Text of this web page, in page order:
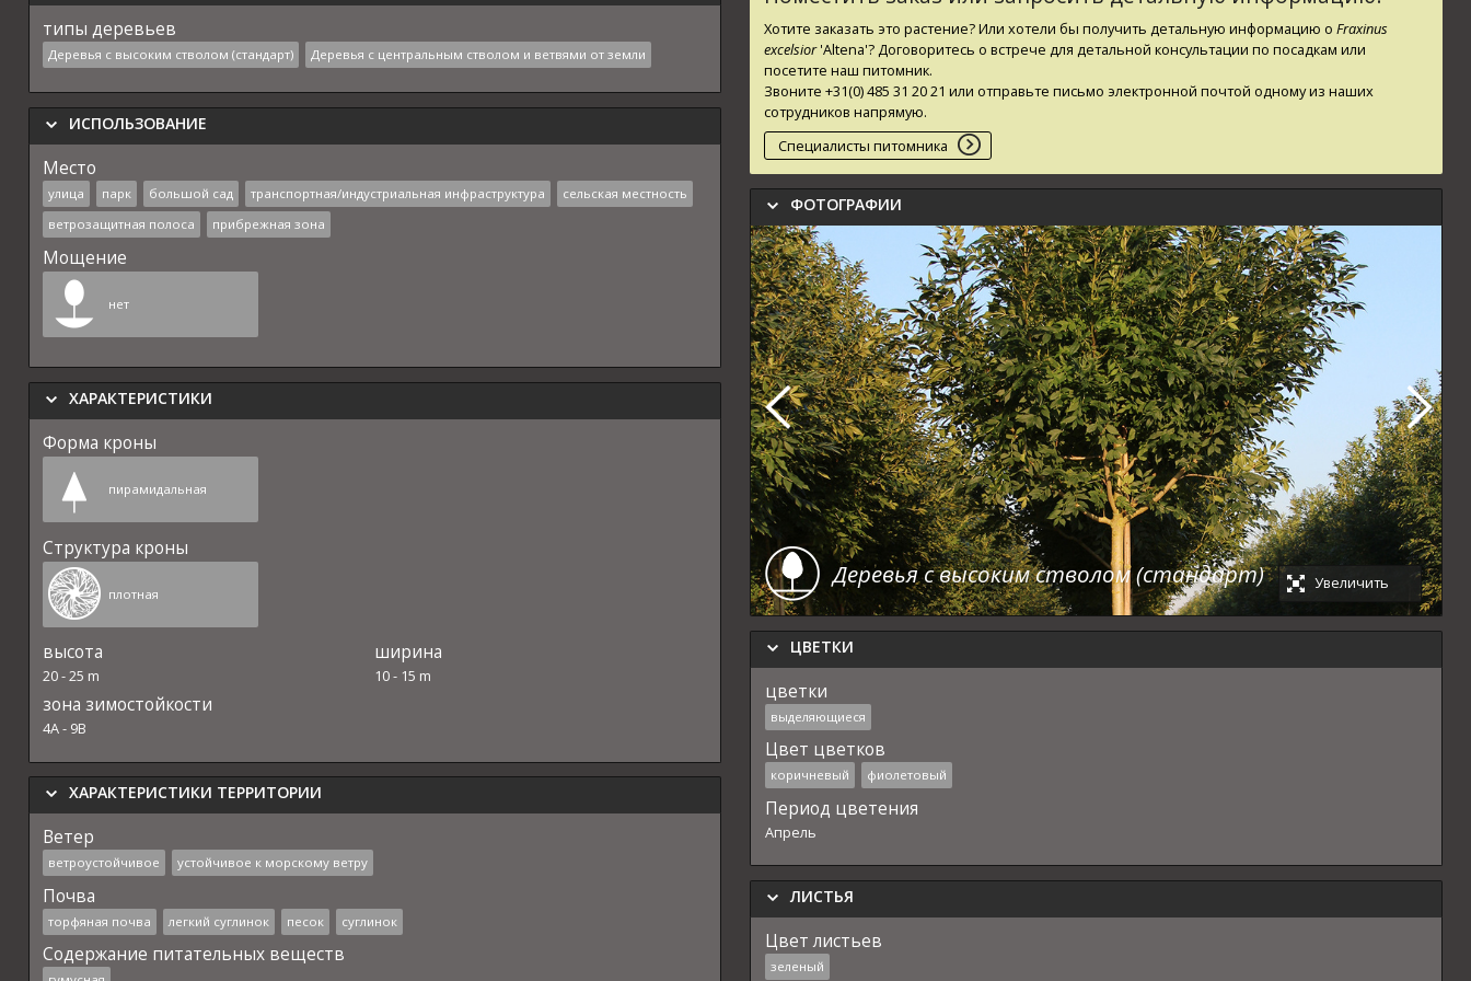
типы деревьев
Деревья с высоким стволом (стандарт) Деревья с центральным стволом и ветвями от земли
ИСПОЛЬЗОВАНИЕ
Место
улица парк большой сад транспортная/индустриальная инфраструктура
сельская местность
ветрозащитная полоса
прибрежная зона
Мощение
нет
ХАРАКТЕРИСТИКИ
Форма кроны
пирамидальная
Структура кроны
плотная
высота
20-25 m
ширина
10- 15 m
зона зимостойкости
4A- 9B
ХАРАКТЕРИСТИКИ ТЕРРИТОРИИ
Ветер
ветроустойчивое устойчивое к морскому ветру
Почва
торфяная почва легкий суглинок песок суглинок
Содержание питательных веществ
Хотите заказать это растение? Или хотели бы получить детальную информацию о Fraxinus
excelsior'Altena'? Договоритесь о встрече для детальной консультации по посадкам или
посетите наш питомник.
Звоните +31(0) 485 31 20 21 или отправьте письмо электронной почтой одному из наших
сотрудников напрямую.
Специалисты питомника
ФОТОГРАФИИ
Увеличить
Деревья с высоким стволом (стандарт)
ЦВЕТКИ
цветки
выделяющиеся
Цвет цветков
коричневый фиолетовый
Период цветения
Апрель
ЛИСТЬЯ
Цвет листьев
зеленый